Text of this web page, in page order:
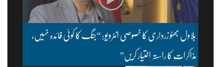
بلاول بھٹو زرداری کا خصوصی انٹرویو: “جنگ کا کوئی فائدہ نہیں،
مذاکرات کا راستہ اختیار کریں”